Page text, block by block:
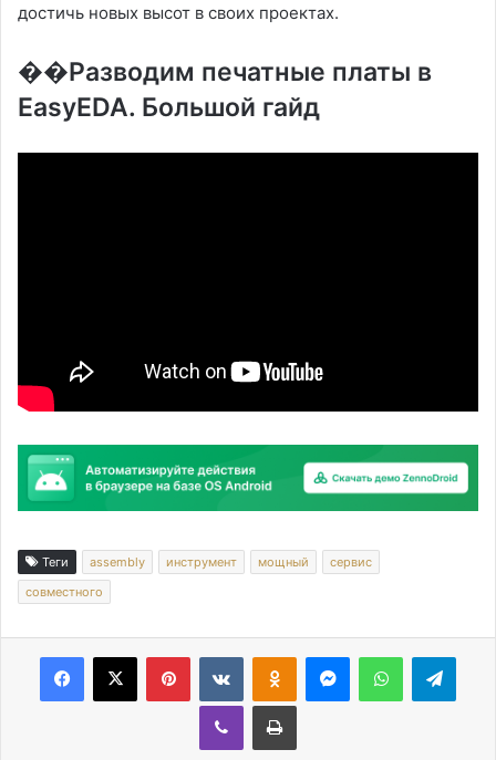
достичь новых высот в своих проектах.
��Разводим печатные платы в
EasyEDA. Большой гайд
Теги assembly инструмент мощный
сервис
совместного